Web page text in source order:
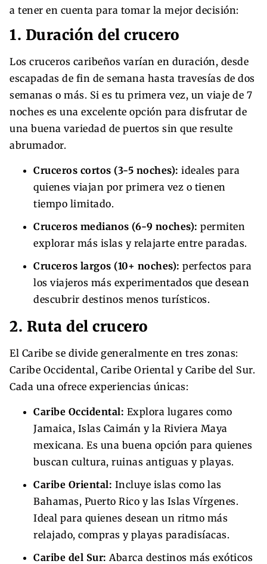
a tener en cuenta para tomar la mejor decisión:
1. Duración del crucero
Los cruceros caribeños varían en duración, desde
escapadas de fin de semana hasta travesías de dos
semanas o más. Si es tu primera vez, un viaje de 7
noches es una excelente opción para disfrutar de
una buena variedad de puertos sin que resulte
abrumador.
Cruceros cortos (3-5 noches): ideales para
quienes viajan por primera vez o tienen
tiempo limitado.
Cruceros medianos (6-9 noches): permiten
explorar más islas y relajarte entre paradas.
Cruceros largos (10+ noches): perfectos para
los viajeros más experimentados que desean
descubrir destinos menos turísticos.
2. Ruta del crucero
El Caribe se divide generalmente en tres zonas:
Caribe Occidental, Caribe Oriental y Caribe del Sur.
Cada una ofrece experiencias únicas:
Caribe Occidental: Explora lugares como
Jamaica, Islas Caimán y la Riviera Maya
mexicana. Es una buena opción para quienes
buscan cultura, ruinas antiguas y playas.
Caribe Oriental: Incluye islas como las
Bahamas, Puerto Rico y las Islas Vírgenes.
Ideal para quienes desean un ritmo más
relajado, compras y playas paradisíacas.
Caribe del Sur: Abarca destinos más exóticos